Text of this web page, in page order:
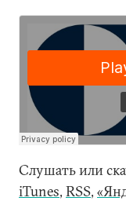
Слушать или
iTunes, RSS,